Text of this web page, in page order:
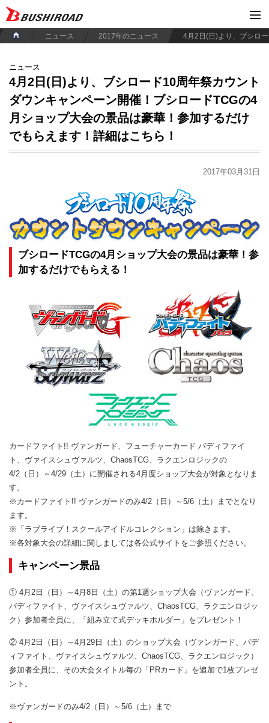
ニュース 2017年のニュース
ニュース
4月2日(日)より、ブシロード10周年祭カウント
ダウンキャンペーン開催！ブシロードTCGの4
月ショップ大会の景品は豪華！参加するだけ
でもらえます！詳細はこちら！
2017年03月31日
ブシロードTCGの4月ショップ大会の景品は豪華！参
加するだけでもらえる！
カードファイト!! ヴァンガード、フューチャーカード バディファイ
ト、ヴァイスシュヴァルツ、ChaosTCG、ラクエンロジックの
4/2（日）～4/29（土）に開催される4月度ショップ大会が対象となりま
す。
※カードファイト!! ヴァンガードのみ4/2（日）～5/6（土）までとなり
ます。
※「ラブライブ！スクールアイドルコレクション」は除きます。
※各対象大会の詳細に関しましては各公式サイトをご参照ください。
キャンペーン景品
① 4月2日（日）～4月8日（土）の第1週ショップ大会（ヴァンガード、
バディファイト、ヴァイスシュヴァルツ、ChaosTCG、ラクエンロジッ
ク）参加者全員に、「組み立て式デッキホルダー」をプレゼント！
② 4月2日（日）～4月29日（土）のショップ大会（ヴァンガード、バデ
ィファイト、ヴァイスシュヴァルツ、ChaosTCG、ラクエンロジック）
参加者全員に、その大会タイトル毎の「PRカード」を追加で1枚プレゼ
ント。
※ヴァンガードのみ4/2（日）～5/6（土）まで